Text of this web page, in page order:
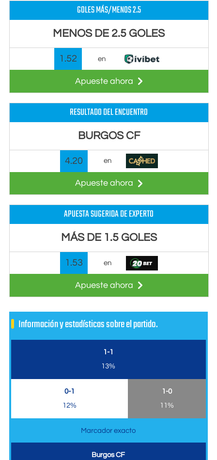
GOLES MÁS/MENOS 2.5
MENOS DE 2.5 GOLES
1.52 en
Apueste ahora
RESULTADO DEL ENCUENTRO
BURGOS CF
4.20 en
Apueste ahora
APUESTA SUGERIDA DE EXPERTO
MÁS DE 1.5 GOLES
1.53 en
Apueste ahora
Información y estadísticas sobre el partido.
1-1
13%
0-1
12%
1-0
11%
Marcador exacto
Burgos CF